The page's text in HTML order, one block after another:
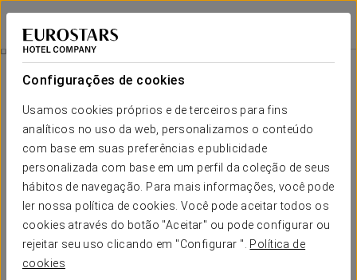
Configurações de cookies
Usamos cookies próprios e de terceiros para fins
analíticos no uso da web, personalizamos o conteúdo
com base em suas preferências e publicidade
personalizada com base em um perfil da coleção de seus
hábitos de navegação. Para mais informações, você pode
ler nossa política de cookies. Você pode aceitar todos os
cookies através do botão "Aceitar" ou pode configurar ou
rejeitar seu uso clicando em "Configurar ". Política de
cookies
Dorma Sardinero
SANTANDER
Experiência Romântica
25 €
Experiência Romântica